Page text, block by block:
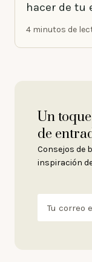
hacer de tu
4 minutos de
Un
de
Consejos de
inspiración